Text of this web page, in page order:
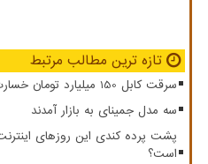
تازه ترین مطالب مرتبط
سرقت کابل 150 میلیارد تومان خسارت زد
سه مدل جمینای به بازار آمدند
پشت پرده کندی این روزهای
است؟